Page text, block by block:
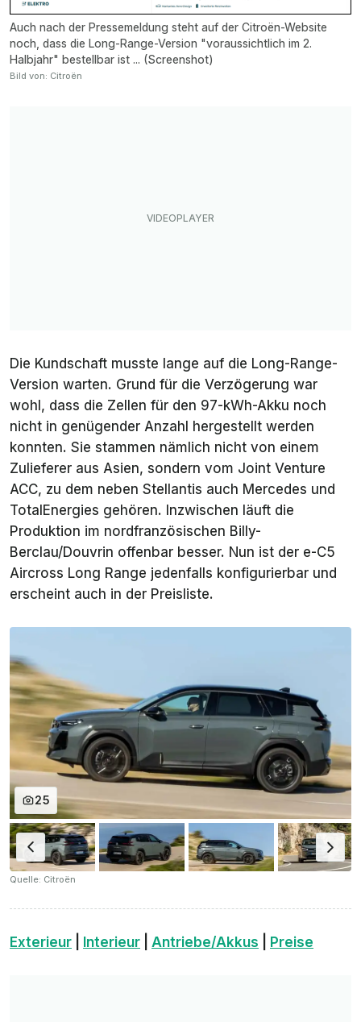
Auch nach der Pressemeldung steht auf der Citroën-Website
noch, dass die Long-Range-Version "voraussichtlich im 2.
Halbjahr" bestellbar ist ... (Screenshot)
Bild von: Citroën
Die Kundschaft musste lange auf die Long-Range-
Version warten. Grund für die Verzögerung war
wohl, dass die Zellen für den 97-kWh-Akku noch
nicht in genügender Anzahl hergestellt werden
konnten. Sie stammen nämlich nicht von einem
Zulieferer aus Asien, sondern vom Joint Venture
ACC, zu dem neben Stellantis auch Mercedes und
TotalEnergies gehören. Inzwischen läuft die
Produktion im nordfranzösischen Billy-
Berclau/Douvrin offenbar besser. Nun ist der e-C5
Aircross Long Range jedenfalls konfigurierbar und
erscheint auch in der Preisliste.
25
Quelle: Citroën
Exterieur Interieur Antriebe/Akkus Preise